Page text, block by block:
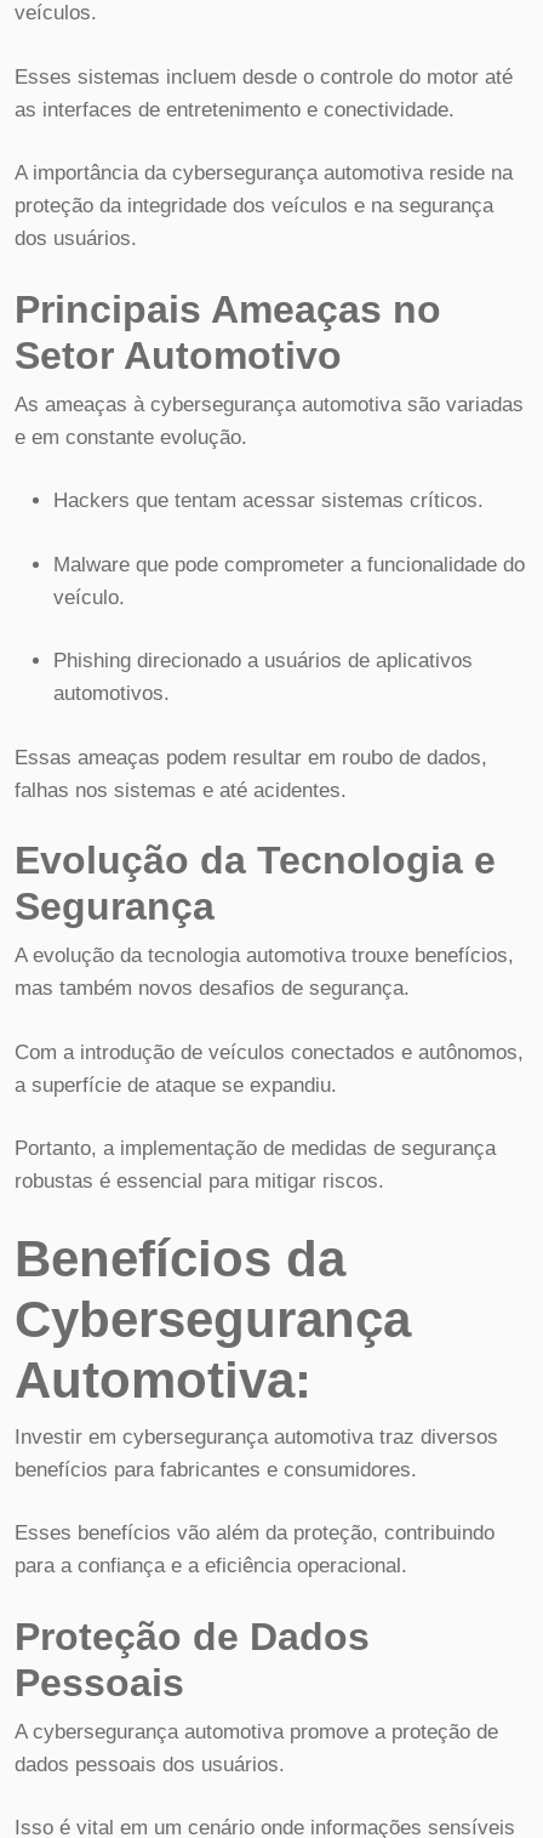
veículos.
Esses sistemas incluem desde o controle do motor até
as interfaces de entretenimento e conectividade.
A importância da cybersegurança automotiva reside na
proteção da integridade dos veículos e na segurança
dos usuários.
Principais Ameaças no
Setor Automotivo
As ameaças à cybersegurança automotiva são variadas
e em constante evolução.
Hackers que tentam acessar sistemas críticos.
Malware que pode comprometer a funcionalidade do
veículo.
Phishing direcionado a usuários de aplicativos
automotivos.
Essas ameaças podem resultar em roubo de dados,
falhas nos sistemas e até acidentes.
Evolução da Tecnologia e
Segurança
A evolução da tecnologia automotiva trouxe benefícios,
mas também novos desafios de segurança.
Com a introdução de veículos conectados e autônomos,
a superfície de ataque se expandiu.
Portanto, a implementação de medidas de segurança
robustas é essencial para mitigar riscos.
Benefícios da
Cybersegurança
Automotiva:
Investir em cybersegurança automotiva traz diversos
benefícios para fabricantes e consumidores.
Esses benefícios vão além da proteção, contribuindo
para a confiança e a eficiência operacional.
Proteção de Dados
Pessoais
A cybersegurança automotiva promove a proteção de
dados pessoais dos usuários.
Isso é vital em um cenário onde informações sensíveis